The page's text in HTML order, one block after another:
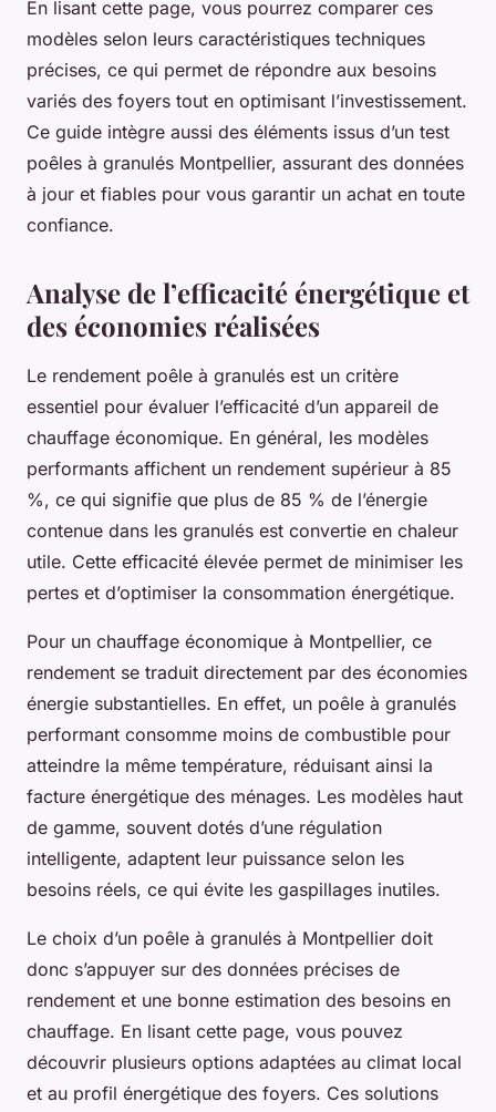
En lisant cette page, vous pourrez comparer ces
modèles selon leurs caractéristiques techniques
précises, ce qui permet de répondre aux besoins
variés des foyers tout en optimisant l’investissement.
Ce guide intègre aussi des éléments issus d’un test
poêles à granulés Montpellier, assurant des données
à jour et fiables pour vous garantir un achat en toute
confiance.
Analyse de l’efficacité énergétique et
des économies réalisées
Le rendement poêle à granulés est un critère
essentiel pour évaluer l’efficacité d’un appareil de
chauffage économique. En général, les modèles
performants affichent un rendement supérieur à 85
%, ce qui signifie que plus de 85 % de l’énergie
contenue dans les granulés est convertie en chaleur
utile. Cette efficacité élevée permet de minimiser les
pertes et d’optimiser la consommation énergétique.
Pour un chauffage économique à Montpellier, ce
rendement se traduit directement par des économies
énergie substantielles. En effet, un poêle à granulés
performant consomme moins de combustible pour
atteindre la même température, réduisant ainsi la
facture énergétique des ménages. Les modèles haut
de gamme, souvent dotés d’une régulation
intelligente, adaptent leur puissance selon les
besoins réels, ce qui évite les gaspillages inutiles.
Le choix d’un poêle à granulés à Montpellier doit
donc s’appuyer sur des données précises de
rendement et une bonne estimation des besoins en
chauffage. En lisant cette page, vous pouvez
découvrir plusieurs options adaptées au climat local
et au profil énergétique des foyers. Ces solutions